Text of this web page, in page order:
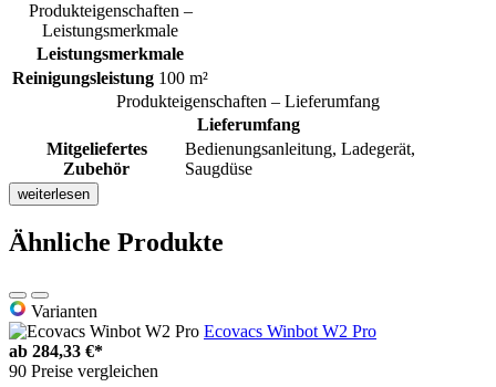
Produkteigenschaften –
Leistungsmerkmale
Leistungsmerkmale
Reinigungsleistung 100 m²
Produkteigenschaften – Lieferumfang
Lieferumfang
Mitgeliefertes
Zubehör
Bedienungsanleitung, Ladegerät,
Saugdüse
weiterlesen
Ähnliche Produkte
Varianten
Ecovacs Winbot W2 Pro
ab 284,33 €*
90 Preise vergleichen